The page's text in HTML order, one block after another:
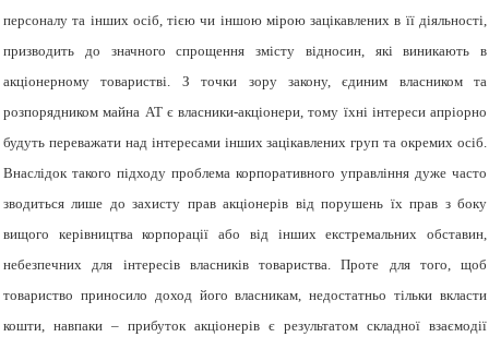
персоналу та інших осіб, тією чи іншою мірою зацікавлених в її діяльності,
призводить до значного спрощення змісту відносин, які виникають в
акціонерному товаристві. З точки зору закону, єдиним власником та
розпорядником майна АТ є власники-акціонери, тому їхні інтереси апріорно
будуть переважати над інтересами інших зацікавлених груп та окремих осіб.
Внаслідок такого підходу проблема корпоративного управління дуже часто
зводиться лише до захисту прав акціонерів від порушень їх прав з боку
вищого керівництва корпорації або від інших екстремальних обставин,
небезпечних для інтересів власників товариства. Проте для того, щоб
товариство приносило доход його власникам, недостатньо тільки вкласти
кошти, навпаки – прибуток акціонерів є результатом складної взаємодії